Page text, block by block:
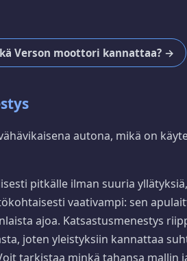
Verson moottori kannattaa? →
autona, mikä on
pitkälle ilman suuria
vaativampi: sen
ajoa. Katsastusmenestys
joten yleistyksiin kannattaa
tarkistaa minkä tahansa mallin